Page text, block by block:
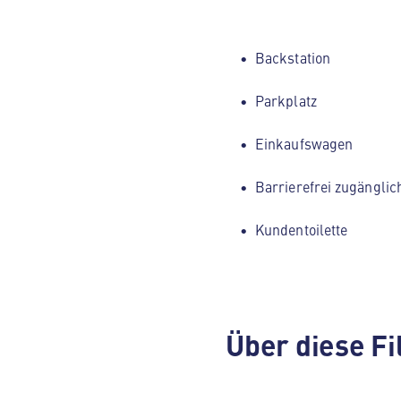
Backstation
Parkplatz
Einkaufswagen
Barrierefrei
Kundentoilette
Über diese